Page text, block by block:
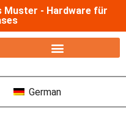
Muster - Hardware für
German